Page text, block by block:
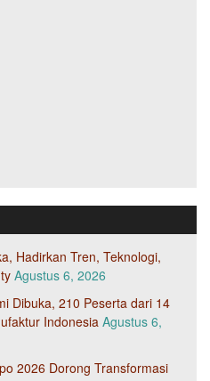
Hadirkan Tren, Teknologi,
Agustus 6, 2026
Dibuka, 210 Peserta dari 14
Indonesia Agustus 6,
2026 Dorong Transformasi